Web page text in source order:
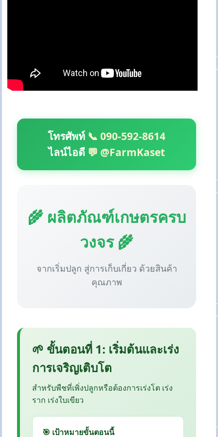
โทรศัพท์ 📞 090-592-8614
ไลน์ไอดี 💬 @FarmKaset
🌾 ผลิตภัณฑ์เกษตรครบ
วงจร 🌾
จากเริ่มปลูก สู่การเก็บเกี่ยว ด้วยสินค้า
คุณภาพ
🌱 ขั้นตอนที่ 1: เริ่มต้นและเร่ง
การเจริญเติบโต
สำหรับพืชที่เพิ่งปลูกหรือต้องการเร่งโต เร่ง
ราก เร่งใบเขียว
🎯 เป้าหมายขั้นตอนนี้